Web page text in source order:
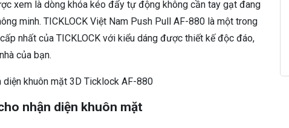
o
k
A
-
8
xem là dòng khóa kéo đẩy tự động không cần tay gạt đang
minh. TICKLOCK Việt Nam Push Pull AF-880 là một trong
nhất của TICKLOCK với kiểu dáng được thiết kế độc đáo,
của bạn.
nhận diện khuôn mặt